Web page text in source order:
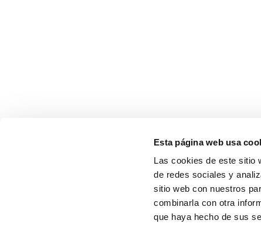
Esta página web usa
Las cookies de este sitio
de redes sociales y
sitio web con nuestros
combinarla con otra
que haya hecho de sus